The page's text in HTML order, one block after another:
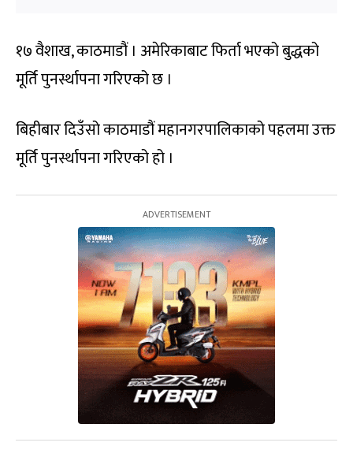
१७ वैशाख, काठमाडौं । अमेरिकाबाट फिर्ता भएको बुद्धको
मूर्ति पुनर्स्थापना गरिएको छ ।
बिहीबार दिउँसो काठमाडौं महानगरपालिकाको पहलमा उक्त
मूर्ति पुनर्स्थापना गरिएको हो ।